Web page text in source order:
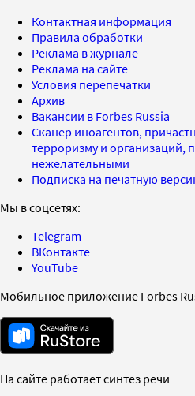
Контактная информация
Правила обработки
Реклама в журнале
Реклама на сайте
Условия перепечатки
Архив
Вакансии в Forbes Russia
Сканер иноагентов,
терроризму и организаций,
нежелательными
Подписка на печатную
Мы в соцсетях:
Telegram
ВКонтакте
YouTube
Мобильное приложение Forbes
На сайте работает синтез речи